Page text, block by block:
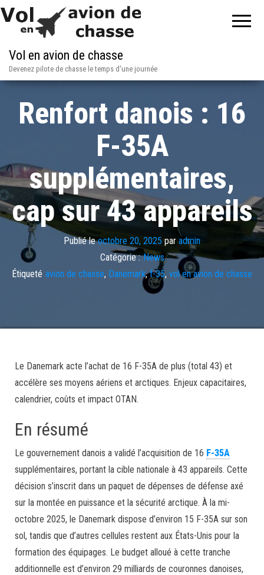
Vol en avion de chasse
Devenez pilote de chasse le temps d'une journée
Renfort danois : 16
F-35A
supplémentaires,
cap sur 43 appareils
Publié leoctobre 20, 2025 par admin
Catégorie : News
Étiqueté avion de chasse, Danemark,f-35, vol en avion de chasse
Le Danemark acte l’achat de 16 F-35A de plus (total 43) et
accélère ses moyens aériens et arctiques. Enjeux capacitaires,
calendrier, coûts et impact OTAN.
En résumé
Le gouvernement danois a validé l’acquisition de 16 F-35A
supplémentaires, portant la cible nationale à 43 appareils. Cette
décision s’inscrit dans un paquet de dépenses de défense axé
sur la montée en puissance et la sécurité arctique. À la mi-
octobre 2025, le Danemark dispose d’environ 15 F-35A sur son
sol, tandis que d’autres cellules restent aux États-Unis pour la
formation des équipages. Le budget alloué à cette tranche
additionnelle est d’environ 29 milliards de couronnes danoises,